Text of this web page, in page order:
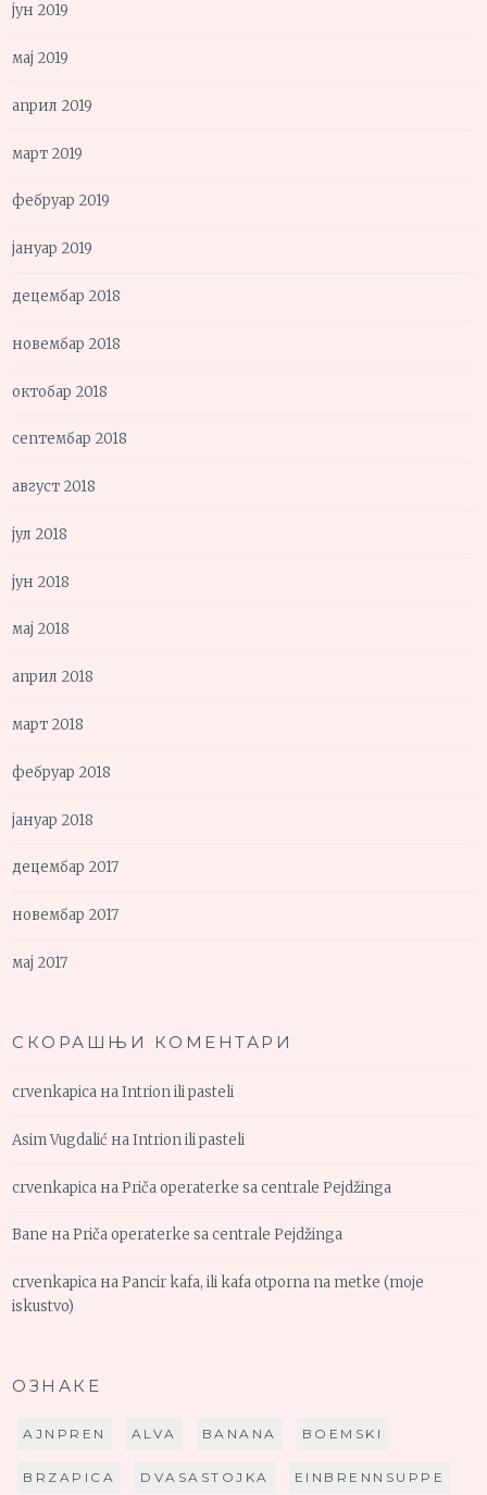
јун 2019
мај 2019
април 2019
март 2019
фебруар 2019
јануар 2019
децембар 2018
новембар 2018
октобар 2018
септембар 2018
август 2018
јул 2018
јун 2018
мај 2018
април 2018
март 2018
фебруар 2018
јануар 2018
децембар 2017
новембар 2017
мај 2017
СКОРАШЊИ КОМЕНТАРИ
crvenkapica наIntrion ili pasteli
Asim Vugdalić наIntrion ili pasteli
crvenkapica наPriča operaterke sa centrale Pejdžinga
Bane наPriča operaterke sa centrale Pejdžinga
crvenkapica наPancir kafa, ili kafa otporna na metke (moje
iskustvo)
ОЗНАКЕ
AJNPREN ALVA BANANA BOEMSKI
BRZAPICA DVASASTOJKA EINBRENNSUPPE